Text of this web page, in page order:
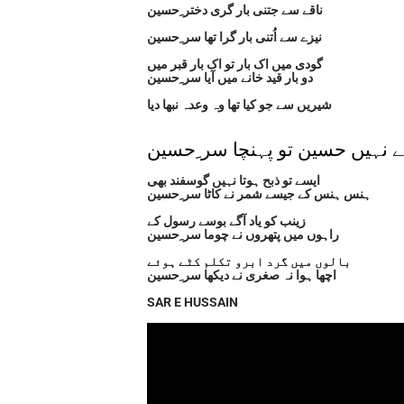
ناقے سے جتنی بار گری دختر ِحسین
نیزے سے اُتنی بار گرا تھا سر ِحسین
گودی میں اک بار تو اک بار قبر میں
دو بار قید خانے میں آیا سر ِحسین
شیریں سے جو کیا تھا وہ وعدہ نبھا دیا
نہیں حسین تو پہنچا سر ِحسین
ایسے تو ذبح ہوتا نہیں گوسفند بھی
ہنس ہنس کے جیسے شمر نے کاٹا سر ِحسین
زینب کو یاد آگے بوسے رسول کے
راہوں میں پتھروں نے چوما سر ِحسین
بالوں میں گرد ابرو تکلم کٹے ہوئے
اچھا ہوا نہ صغری نے دیکھا سر ِحسین
SAR E HUSSAIN